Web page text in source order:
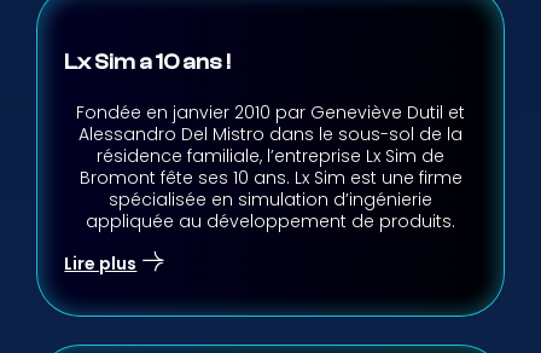
Lx Sim a 10 ans !
Fondée en janvier 2010 par Geneviève Dutil et
Alessandro Del Mistro dans le sous-sol de la
résidence familiale, l’entreprise Lx Sim de
Bromont fête ses 10 ans. Lx Sim est une firme
spécialisée en simulation d’ingénierie
appliquée au développement de produits.
Lire plus